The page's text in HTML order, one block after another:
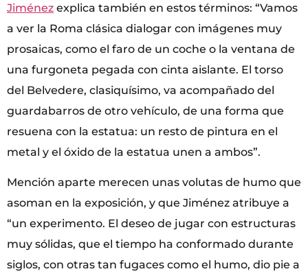
Jiménez explica también en estos términos: “Vamos
a ver la Roma clásica dialogar con imágenes muy
prosaicas, como el faro de un coche o la ventana de
una furgoneta pegada con cinta aislante. El torso
del Belvedere, clasiquísimo, va acompañado del
guardabarros de otro vehículo, de una forma que
resuena con la estatua: un resto de pintura en el
metal y el óxido de la estatua unen a ambos”.
Mención aparte merecen unas volutas de humo que
asoman en la exposición, y que Jiménez atribuye a
“un experimento. El deseo de jugar con estructuras
muy sólidas, que el tiempo ha conformado durante
siglos, con otras tan fugaces como el humo, dio pie a